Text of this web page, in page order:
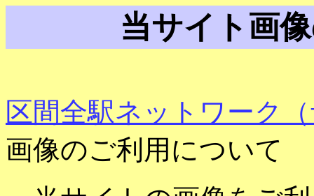
当サイト画
区間全駅ネットワーク
画像のご利用について